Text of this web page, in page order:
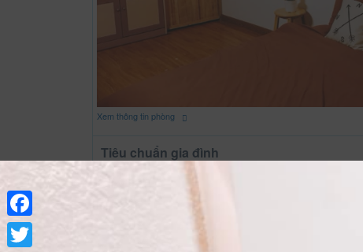
Xem thông tin phòng
Tiêu chuẩn gia đình
Facebook